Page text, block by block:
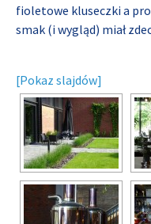
fioletowe kluseczki a
smak (i wygląd) miał
[Pokaz slajdów]